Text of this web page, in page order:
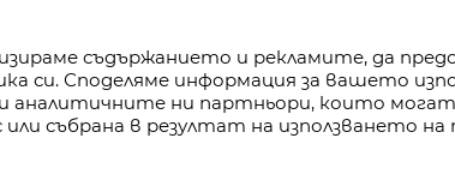
КОНТАКТИ
съдържанието и рекламите, да
си. Споделяме информация за вашето
аналитичните ни партньори, които
събрана в резултат на използването на